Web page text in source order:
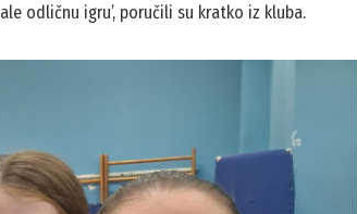
odličnu igru’, poručili su kratko iz kluba.